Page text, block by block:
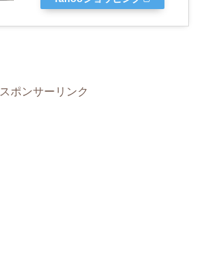
スポンサーリンク